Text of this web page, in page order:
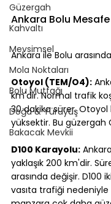
Güzergah
Kahvaltı
Mevsimsel
Mola Noktaları
Bolu Mutfağı
Doğa & Yürüyüş
Bakacak Mevkii
Ankara Bolu
Ankara ile Bolu
Otoyol (TEM/O4):
km'dir. Normal trafik
30 dakika sürer. Otoyol
yüksektir. Bu
D100 Karayolu:
yaklaşık 200 km'dir.
arasında değişir. D100
vasıta trafiği